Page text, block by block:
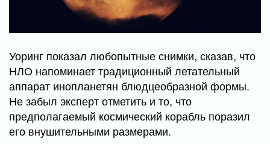
Уоринг показал любопытные снимки, сказав, что
НЛО напоминает традиционный летательный
аппарат инопланетян блюдцеобразной формы.
Не забыл эксперт отметить и то, что
предполагаемый космический корабль поразил
его внушительными размерами.